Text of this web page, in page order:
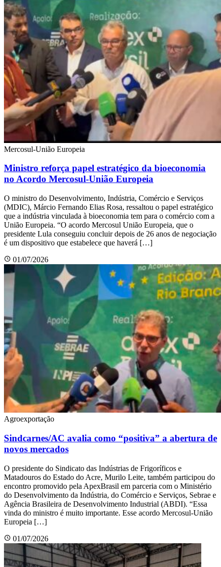
Mercosul-União Europeia
Ministro reforça papel estratégico da bioeconomia
no Acordo Mercosul-União Europeia
O ministro do Desenvolvimento, Indústria, Comércio e Serviços
(MDIC), Márcio Fernando Elias Rosa, ressaltou o papel estratégico
que a indústria vinculada à bioeconomia tem para o comércio com a
União Europeia. “O acordo Mercosul União Europeia, que o
presidente Lula conseguiu concluir depois de 26 anos de negociação
é um dispositivo que estabelece que haverá […]
01/07/2026
Agroexportação
Sindcarnes/AC avalia como “positiva” a abertura de
novos mercados
O presidente do Sindicato das Indústrias de Frigoríficos e
Matadouros do Estado do Acre, Murilo Leite, também participou do
encontro promovido pela ApexBrasil em parceria com o Ministério
do Desenvolvimento da Indústria, do Comércio e Serviços, Sebrae e
Agência Brasileira de Desenvolvimento Industrial (ABDI). “Essa
vinda do ministro é muito importante. Esse acordo Mercosul-União
Europeia […]
01/07/2026